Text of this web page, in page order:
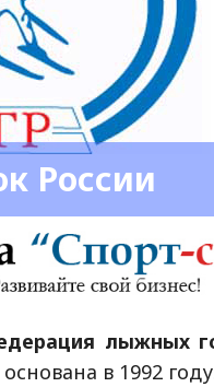
России
лыжных
в 1992